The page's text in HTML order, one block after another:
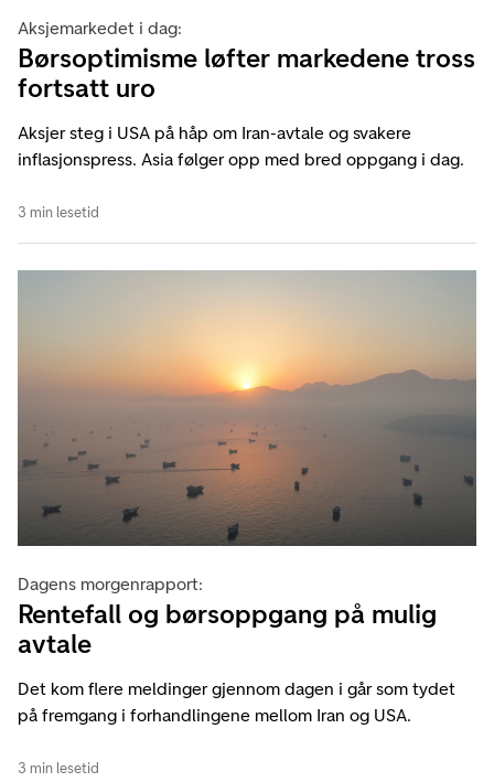
Aksjemarkedet i dag:
Børsoptimisme løfter markedene tross
fortsatt uro
Aksjer steg i USA på håp om Iran-avtale og svakere
inflasjonspress. Asia følger opp med bred oppgang i dag.
3 min lesetid
Dagens morgenrapport:
Rentefall og børsoppgang på mulig
avtale
Det kom flere meldinger gjennom dagen i går som tydet
på fremgang i forhandlingene mellom Iran og USA.
3 min lesetid